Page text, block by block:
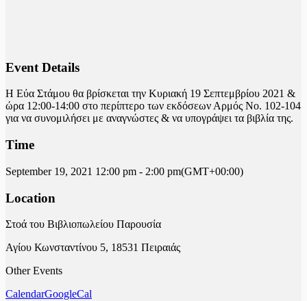
Event Details
Η Εύα Στάμου θα βρίσκεται την Κυριακή 19 Σεπτεμβρίου 2021 &
ώρα 12:00-14:00 στο περίπτερο των εκδόσεων Αρμός Νο. 102-104
για να συνομιλήσει με αναγνώστες & να υπογράψει τα βιβλία της.
Time
September 19, 2021 12:00 pm - 2:00 pm(GMT+00:00)
Location
Στοά του Βιβλιοπωλείου Παρουσία
Αγίου Κωνσταντίνου 5, 18531 Πειραιάς
Other Events
CalendarGoogleCal